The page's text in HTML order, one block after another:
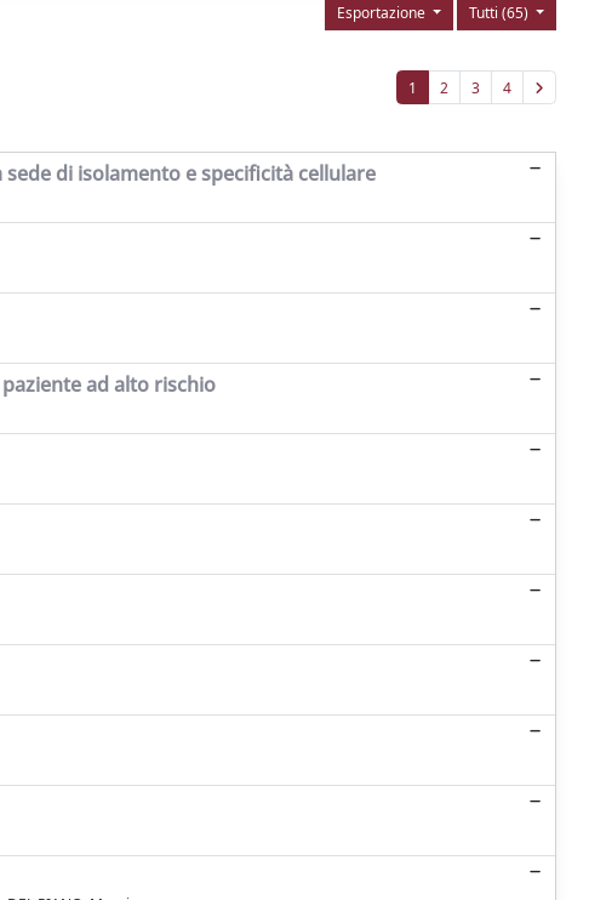
Tutti (65)
Esportazione
1 2 3 4
di isolamento e specificità cellulare
ad alto rischio